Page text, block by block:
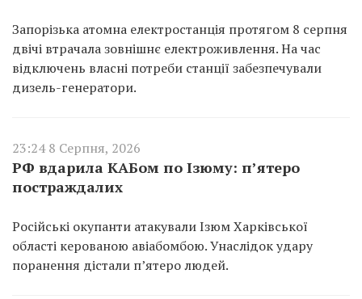
Запорізька атомна електростанція протягом 8 серпня
двічі втрачала зовнішнє електроживлення. На час
відключень власні потреби станції забезпечували
дизель-генератори.
23:24 8 Серпня, 2026
РФ вдарила КАБом по Ізюму: п’ятеро
постраждалих
Російські окупанти атакували Ізюм Харківської
області керованою авіабомбою. Унаслідок удару
поранення дістали п’ятеро людей.